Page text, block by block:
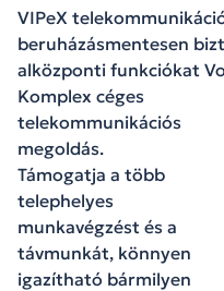
VIPeX
beruházásmentesen
alközponti funkciókat
Komplex céges
telekommunikációs
megoldás.
Támogatja a több
telephelyes
munkavégzést és a
távmunkát, könnyen
igazítható bármilyen